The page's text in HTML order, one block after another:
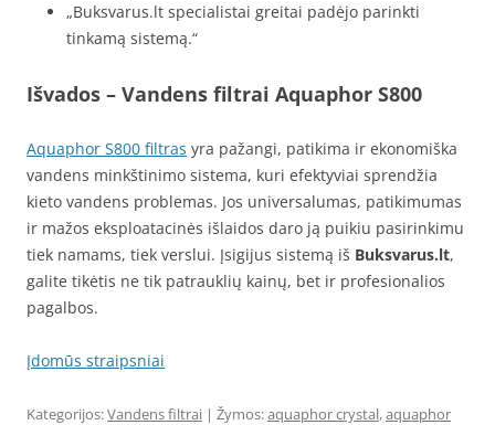
„Buksvarus.lt specialistai greitai padėjo parinkti
tinkamą sistemą.“
Išvados – Vandens filtrai Aquaphor S800
Aquaphor S800 filtras yra pažangi, patikima ir ekonomiška
vandens minkštinimo sistema, kuri efektyviai sprendžia
kieto vandens problemas. Jos universalumas, patikimumas
ir mažos eksploatacinės išlaidos daro ją puikiu pasirinkimu
tiek namams, tiek verslui. Įsigijus sistemą iš Buksvarus.lt,
galite tikėtis ne tik patrauklių kainų, bet ir profesionalios
pagalbos.
Įdomūs straipsniai
Kategorijos:Vandens filtrai | Žymos:aquaphor crystal,aquaphor